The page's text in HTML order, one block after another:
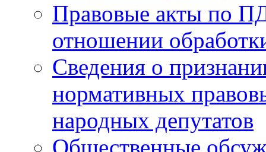
Правовые акты по
отношении
Сведения о
нормативных
народных депутатов